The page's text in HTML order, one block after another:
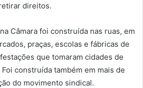
direitos.
Câmara foi construída nas ruas, em
praças, escolas e fábricas de
que tomaram cidades de
construída também em mais de
do movimento sindical.